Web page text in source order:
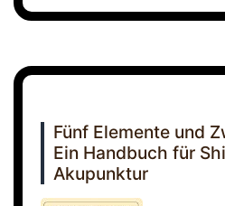
Fünf Elemente und
Ein Handbuch für
Akupunktur